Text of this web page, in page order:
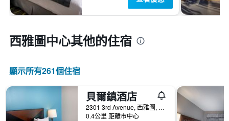
西雅圖中心​其他的住宿
顯示所有261​個住宿
貝爾鎮酒店
2301 3rd Avenue, 西雅圖, WA, 美國
0.4公里 距離市中心